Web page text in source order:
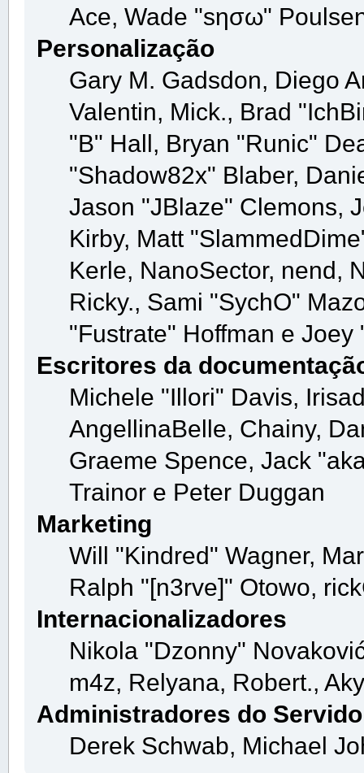
Ace, Wade "sησω"
Personalização
Gary M. Gadsdon, Diego
Valentin, Mick., Brad
"B" Hall, Bryan "Runic"
"Shadow82x" Blaber,
Jason "JBlaze" Clemons,
Kirby, Matt
Kerle, NanoSector, nend,
Ricky., Sami "SychO"
"Fustrate" Hoffman e Joey
Escritores da
Michele "Illori" Davis,
AngellinaBelle, Chainy,
Graeme Spence, Jack
Trainor e Peter Duggan
Marketing
Will "Kindred" Wagner,
Ralph "[n3rve]" Otowo,
Internacionalizadores
Nikola "Dzonny"
m4z, Relyana, Robert.,
Administradores do
Derek Schwab, Michael